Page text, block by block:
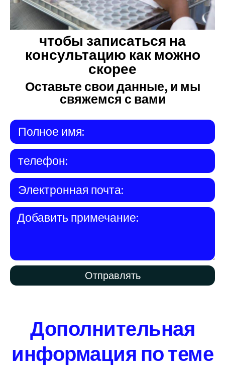
чтобы записаться на
консультацию как можно
скорее
Оставьте свои данные, и мы
свяжемся с вами
Отправлять
Дополнительная
информация по теме